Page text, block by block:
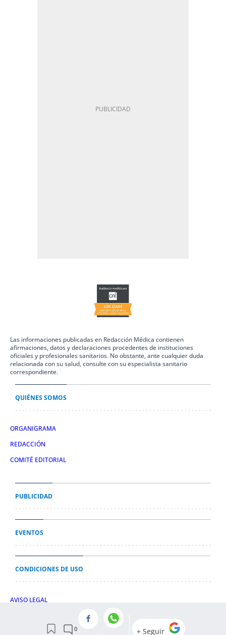
Las informaciones publicadas en Redacción Médica contienen
afirmaciones, datos y declaraciones procedentes de instituciones
oficiales y profesionales sanitarios. No obstante, ante cualquier duda
relacionada con su salud, consulte con su especialista sanitario
correspondiente.
QUIÉNES SOMOS
ORGANIGRAMA
REDACCIÓN
COMITÉ EDITORIAL
PUBLICIDAD
EVENTOS
CONDICIONES DE USO
AVISO LEGAL
POLÍTICA DE COOKIES